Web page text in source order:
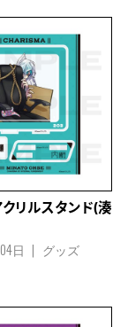
リルスタンド(湊
日 グッズ